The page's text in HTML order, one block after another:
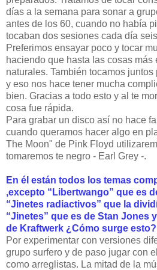
días a la semana para sonar a
antes de los 60, cuando no había
tocaban dos sesiones cada día
Preferimos ensayar poco y tocar
haciendo que hasta las cosas
naturales. También tocamos
y eso nos hace tener mucha
bien. Gracias a todo esto y al te
cosa fue rápida.
Para grabar un disco así no hace
cuando queramos hacer algo en
The Moon" de Pink Floyd
tomaremos te negro - Earl Grey -.
En él están todos los temas
,excepto “Libertwango” que es
“Jinetes radiactivos” que la
“Jinetes” que es de Stan Jones
de Kraftwerk ¿Cómo surge esto?
Por experimentar con versiones
grupo surfero y de paso jugar con
como arreglistas. La mitad de la